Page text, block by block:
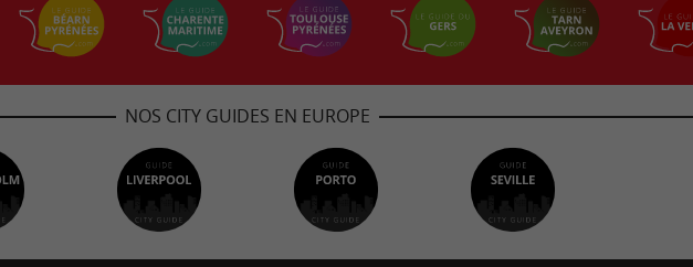
NOS CITY GUIDES EN EUROPE